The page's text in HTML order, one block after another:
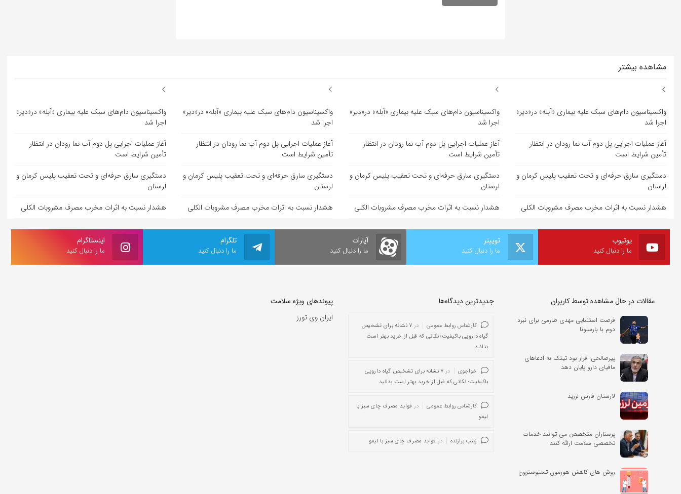
مشاهده بیشتر
واکسیناسیون دام‌های سبک علیه بیماری «آبله» در«دیر»
اجرا شد
آغاز عملیات اجرایی پل دوم آب نما رودان در انتظار
تأمین شرایط است
دستگیری سارق حرفه‌ای و تحت تعقیب پلیس کرمان و
لرستان
هشدار نسبت به اثرات مخرب مصرف مشروبات الکلی
واکسیناسیون دام‌های سبک علیه بیماری «آبله» در«دیر»
اجرا شد
آغاز عملیات اجرایی پل دوم آب نما رودان در انتظار
تأمین شرایط است
دستگیری سارق حرفه‌ای و تحت تعقیب پلیس کرمان و
لرستان
هشدار نسبت به اثرات مخرب مصرف مشروبات الکلی
واکسیناسیون دام‌های سبک علیه بیماری «آبله» در«دیر»
اجرا شد
آغاز عملیات اجرایی پل دوم آب نما رودان در انتظار
تأمین شرایط است
دستگیری سارق حرفه‌ای و تحت تعقیب پلیس کرمان و
لرستان
هشدار نسبت به اثرات مخرب مصرف مشروبات الکلی
واکسیناسیون دام‌های سبک علیه بیماری «آبله» در«دیر»
اجرا شد
آغاز عملیات اجرایی پل دوم آب نما رودان در انتظار
تأمین شرایط است
دستگیری سارق حرفه‌ای و تحت تعقیب پلیس کرمان و
لرستان
هشدار نسبت به اثرات مخرب مصرف مشروبات الکلی
اینستاگرام
ما را دنبال کنید
تلگرام
ما را دنبال کنید
آپارات
ما را دنبال کنید
توییتر
ما را دنبال کنید
یوتیوب
ما را دنبال کنید
مقالات در حال مشاهده توسط کاربران
فرصت استثنایی مهدی طارمی برای نبرد
دوم با بارسلونا
پیرصالحی: قرار بود تیتک به ادعاهای
مافیای دارو پایان دهد
لارستان فارس لرزید
پرستاران متخصص می توانند خدمات
تخصصی سلامت ارائه کنند
روش های کاهش هورمون تستوسترون
جدیدترین دیدگاه‌‌ها
کارشناس روابط عمومی در
۷ نشانه برای تشخیص
گیاه دارویی باکیفیت؛ نکاتی که قبل از خرید بهتر است
بدانید
خواجوی در
۷ نشانه برای تشخیص گیاه دارویی
باکیفیت؛ نکاتی که قبل از خرید بهتر است بدانید
کارشناس روابط عمومی در فواید مصرف چای سبز با
لیمو
زینب برازنده در فواید مصرف چای سبز با لیمو
پیوندهای ویژه سلامت
ایران وی تورز